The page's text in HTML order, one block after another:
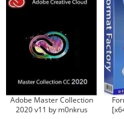
Adobe Master Collection
2020 v11 by m0nkrus